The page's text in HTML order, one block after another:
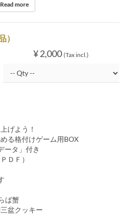
Read more
）
¥ 2,000 (Tax incl.)
げよう！
る格付けゲーム用BOX
ータ」付き
ＤＦ）
ば蟹
盆クッキー